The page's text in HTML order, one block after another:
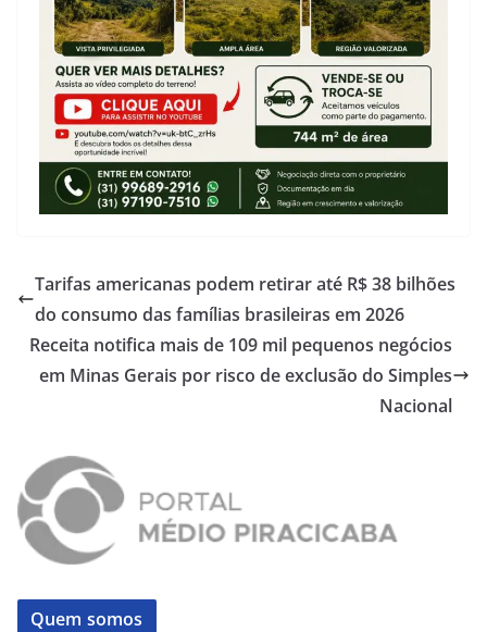
Tarifas americanas podem retirar até R$ 38 bilhões
do consumo das famílias brasileiras em 2026
Receita notifica mais de 109 mil pequenos negócios
em Minas Gerais por risco de exclusão do Simples
Nacional
Quem somos